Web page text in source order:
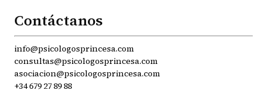
Contáctanos
info@psicologosprincesa.com
consultas@psicologosprincesa.com
asociacion@psicologosprincesa.com
+34 679 27 89 88